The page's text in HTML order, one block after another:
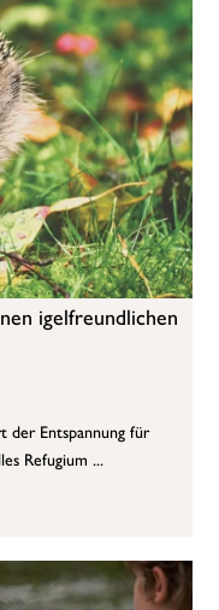
igelfreundlichen
der Entspannung für
Refugium ...